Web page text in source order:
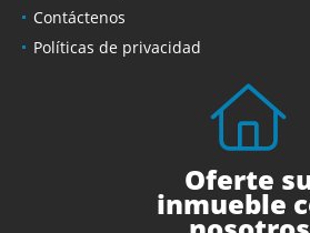
Contáctenos
Políticas de privacidad
Oferte
inmueble